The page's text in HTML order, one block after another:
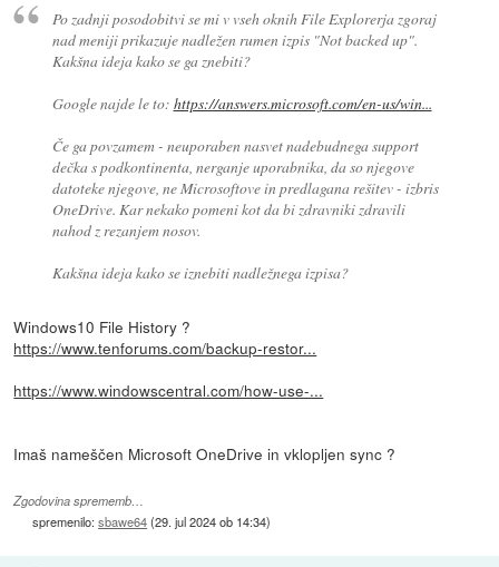
Po zadnji posodobitvi se mi v vseh oknih File Explorerja zgoraj
nad meniji prikazuje nadležen rumen izpis "Not backed up".
Kakšna ideja kako se ga znebiti?
Google najde le to: https://answers.microsoft.com/en-us/win...
Če ga povzamem - neuporaben nasvet nadebudnega support
dečka s podkontinenta, nerganje uporabnika, da so njegove
datoteke njegove, ne Microsoftove in predlagana rešitev - izbris
OneDrive. Kar nekako pomeni kot da bi zdravniki zdravili
nahod z rezanjem nosov.
Kakšna ideja kako se iznebiti nadležnega izpisa?
Windows10 File History ?
https://www.tenforums.com/backup-restor...
https://www.windowscentral.com/how-use-...
Imaš nameščen Microsoft OneDrive in vklopljen sync ?
Zgodovina sprememb…
spremenilo:sbawe64(29. jul 2024 ob 14:34)